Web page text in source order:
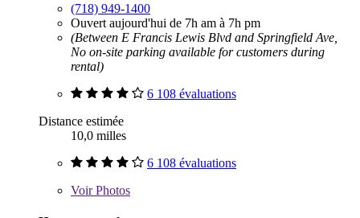
(718) 949-1400
Ouvert aujourd'hui de 7h am à 7h pm
(Between E Francis Lewis Blvd and Springfield Ave,
No on-site parking available for customers during
rental)
6 108 évaluations
Distance estimée
10,0 milles
6 108 évaluations
VoirPhotos